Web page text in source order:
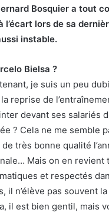
Bosquier a tout
lors de sa
instable.
Bielsa ?
je suis un peu
reprise de
devant ses salariés
? Cela ne me semble
très bonne qualité
Mais on en revient
et respectés
il n’élève pas souvent
il est bien gentil, mais